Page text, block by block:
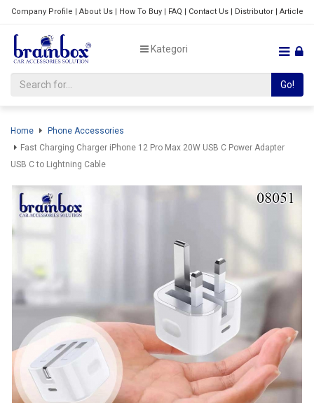
Company Profile | About Us| How To Buy| FAQ | Contact Us| Distributor| Article
Kategori
Go!
Home
Phone Accessories
Fast Charging Charger iPhone 12 Pro Max 20W USB C Power Adapter
USB C to Lightning Cable